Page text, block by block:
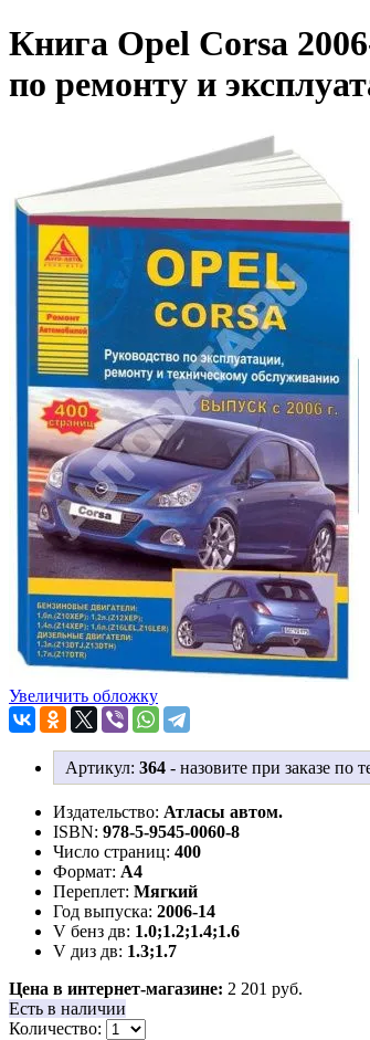
Книга Opel Corsa
по ремонту и
Увеличить обложку
Артикул: 364 - назовите при заказе по
Издательство: Атласы автом.
ISBN: 978-5-9545-0060-8
Число страниц: 400
Формат: А4
Переплет: Мягкий
Год выпуска: 2006-14
V бенз дв: 1.0;1.2;1.4;1.6
V диз дв: 1.3;1.7
Цена в интернет-магазине: 2 201 руб.
Есть в наличии
Количество: